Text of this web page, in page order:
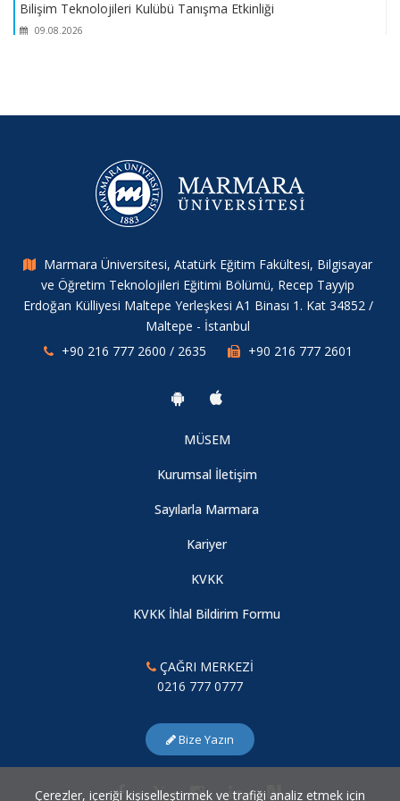
Bilişim Teknolojileri Kulübü Tanışma Etkinliği
09.08.2026
09.08.2026
Tinkercad Atölyesi
Xamarin ve Android Mobil Uygulama Söyleşi
09.08.2026
2018/2019 Dönemi Öğrenci Oryantasyon Programı
Marmara Üniversitesi, Atatürk Eğitim Fakültesi, Bilgisayar
ve Öğretim Teknolojileri Eğitimi Bölümü, Recep Tayyip
Erdoğan Külliyesi Maltepe Yerleşkesi A1 Binası 1. Kat 34852 /
Maltepe - İstanbul
+90 216 777 2600 / 2635
+90 216 777 2601
MÜSEM
Kurumsal İletişim
Sayılarla Marmara
Kariyer
KVKK
KVKK İhlal Bildirim Formu
ÇAĞRI MERKEZİ
0216 777 0777
Bize Yazın
Çerezler, içeriği kişiselleştirmek ve trafiği analiz etmek için